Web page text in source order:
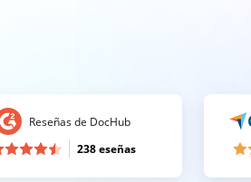
Reseñas de DocHub
238 eseñas